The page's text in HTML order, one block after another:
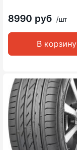
8990 руб /шт
В корзину